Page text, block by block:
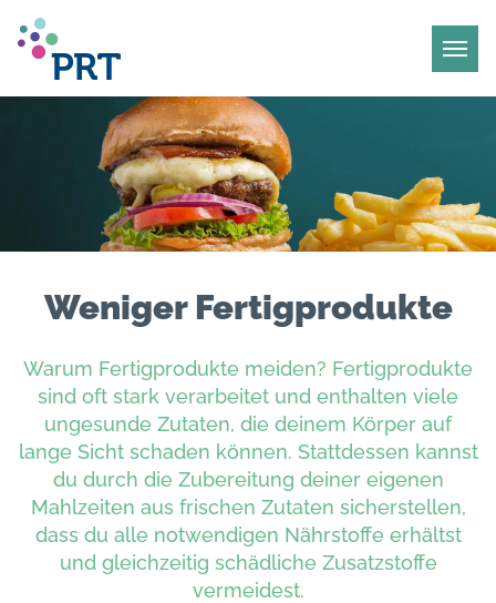
Weniger Fertigprodukte
Warum Fertigprodukte meiden? Fertigprodukte
sind oft stark verarbeitet und enthalten viele
ungesunde Zutaten, die deinem Körper auf
lange Sicht schaden können. Stattdessen kannst
du durch die Zubereitung deiner eigenen
Mahlzeiten aus frischen Zutaten sicherstellen,
dass du alle notwendigen Nährstoffe erhältst
und gleichzeitig schädliche Zusatzstoffe
vermeidest.